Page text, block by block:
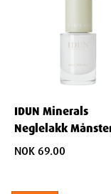
IDUN Minerals
Neglelakk
ml
NOK 69.00